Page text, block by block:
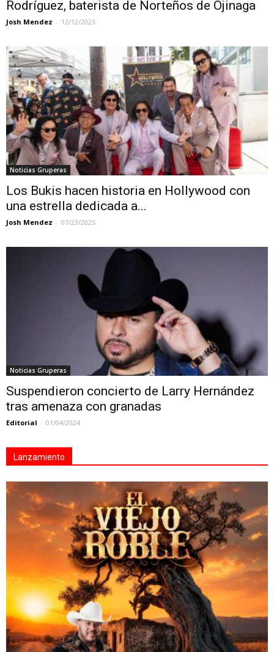
Rodríguez, baterista de Norteños de Ojinaga
Josh Mendez - 12/12/2023
Noticias Gruperas
Los Bukis hacen historia en Hollywood con
una estrella dedicada a...
Josh Mendez - 07/23/2025
Noticias Gruperas
Suspendieron concierto de Larry Hernández
tras amenaza con granadas
Editorial - 01/04/2024
Lanzamiento